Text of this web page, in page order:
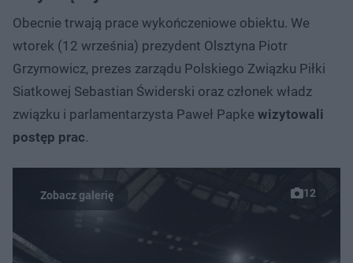
Obecnie trwają prace wykończeniowe obiektu. We
wtorek (12 września) prezydent Olsztyna Piotr
Grzymowicz, prezes zarządu Polskiego Związku Piłki
Siatkowej Sebastian Świderski oraz członek władz
związku i parlamentarzysta Paweł Papke wizytowali
postęp prac.
12